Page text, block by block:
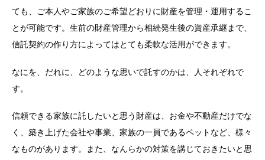
ても、ご本人やご家族のご希望どおりに財産を管理・運用するこ
とが可能です。生前の財産管理から相続発生後の資産承継まで、
信託契約の作り方によってはとても柔軟な活用ができます。
なにを、だれに、どのような思いで託すのかは、人それぞれで
す。
信頼できる家族に託したいと思う財産は、お金や不動産だけでな
く、築き上げた会社や事業、家族の一員であるペットなど、様々
なものがあります。また、なんらかの対策を講じておきたいと思